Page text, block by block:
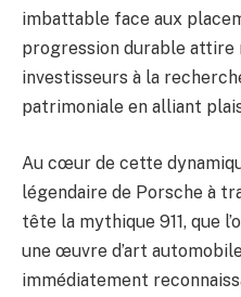
imbattable face aux
progression durable
investisseurs à la
patrimoniale en alliant
Au cœur de cette
légendaire de Porsche à
tête la mythique 911, que
une œuvre d’art
immédiatement